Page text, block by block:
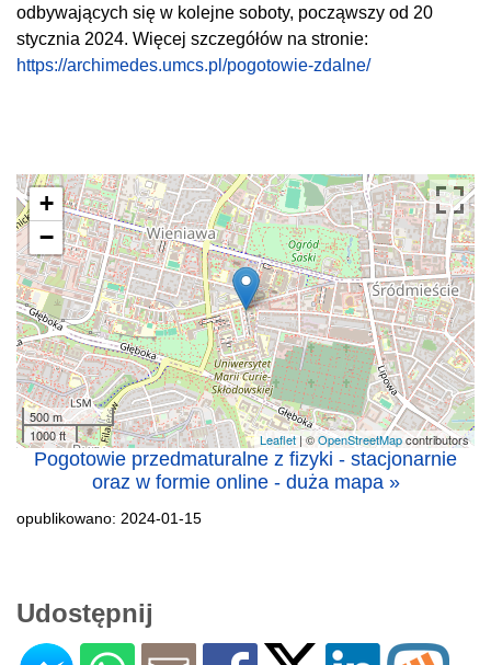
odbywających się w kolejne soboty, począwszy od 20
stycznia 2024. Więcej szczegółów na stronie:
https://archimedes.umcs.pl/pogotowie-zdalne/
+
−
500 m
1000 ft
Leaflet| ©OpenStreetMapcontributors
Pogotowie przedmaturalne z fizyki - stacjonarnie
oraz w formie online - duża mapa »
opublikowano: 2024-01-15
Udostępnij